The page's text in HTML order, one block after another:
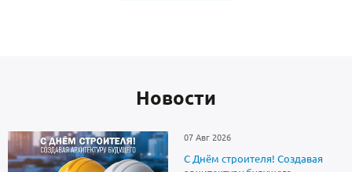
Новоcти
07 Авг 2026
С Днём строителя! Создавая